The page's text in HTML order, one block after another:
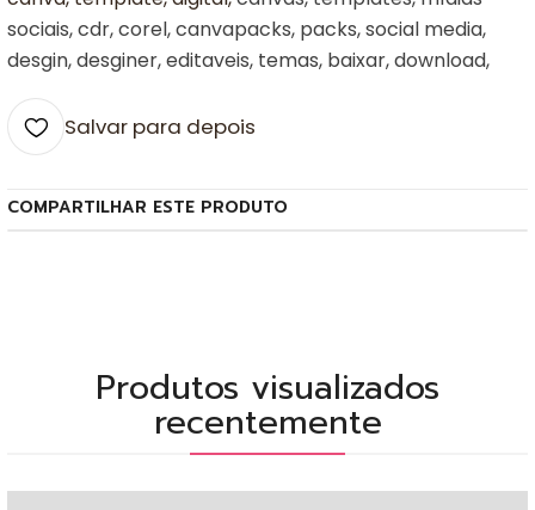
sociais, cdr, corel, canvapacks, packs, social media,
desgin, desginer, editaveis, temas, baixar, download,
Salvar para depois
COMPARTILHAR ESTE PRODUTO
Produtos visualizados
recentemente